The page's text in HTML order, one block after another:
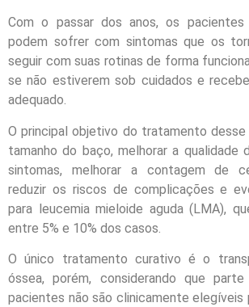
Com o passar dos anos, os pacientes
podem sofrer com sintomas que os
seguir com suas rotinas de forma
se não estiverem sob cuidados e
adequado.
O principal objetivo do tratamento
tamanho do baço, melhorar a qualidade
sintomas, melhorar a contagem de
reduzir os riscos de complicações e
para leucemia mieloide aguda (LMA),
entre 5% e 10% dos casos.
O único tratamento curativo é o
óssea, porém, considerando que
pacientes não são clinicamente elegíveis